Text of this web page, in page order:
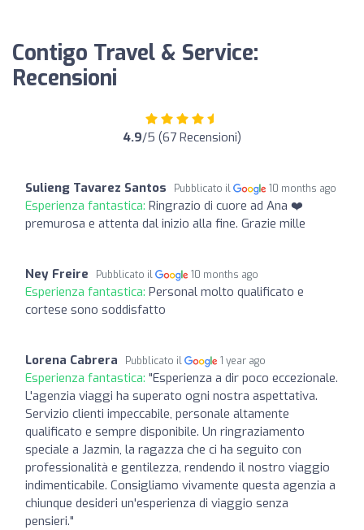
Contigo Travel & Service:
Recensioni
4.9/5 (67 Recensioni)
Sulieng Tavarez Santos Pubblicato il 10 months ago
Esperienza fantastica: Ringrazio di cuore ad Ana ❤️
premurosa e attenta dal inizio alla fine. Grazie mille
Ney Freire Pubblicato il 10 months ago
Esperienza fantastica: Personal molto qualificato e
cortese sono soddisfatto
Lorena Cabrera Pubblicato il 1 year ago
Esperienza fantastica: "Esperienza a dir poco eccezionale.
L'agenzia viaggi ha superato ogni nostra aspettativa.
Servizio clienti impeccabile, personale altamente
qualificato e sempre disponibile. Un ringraziamento
speciale a Jazmin, la ragazza che ci ha seguito con
professionalità e gentilezza, rendendo il nostro viaggio
indimenticabile. Consigliamo vivamente questa agenzia a
chiunque desideri un'esperienza di viaggio senza
pensieri."